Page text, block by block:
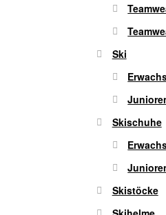
Ski
Skischuhe
Skistöcke